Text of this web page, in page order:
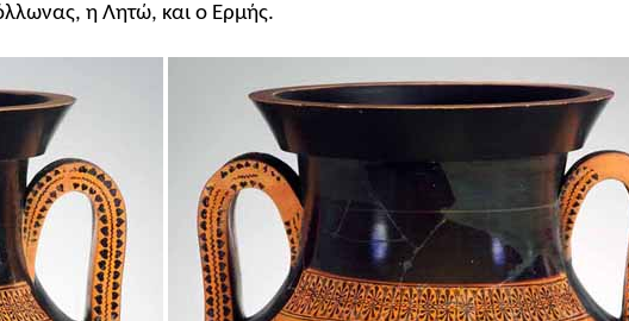
η Λητώ, και ο Ερμής.